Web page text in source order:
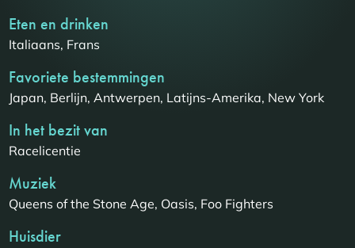
Eten en drinken
Italiaans, Frans
Favoriete bestemmingen
Japan, Berlijn, Antwerpen, Latijns-Amerika, New York
In het bezit van
Racelicentie
Muziek
Queens of the Stone Age, Oasis, Foo Fighters
Huisdier